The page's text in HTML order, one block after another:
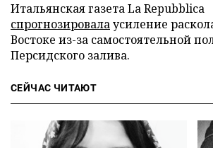
Итальянская газета La Repubblica
спрогнозировалаусиление
Востоке из-за самостоятельной
Персидского залива.
СЕЙЧАС ЧИТАЮТ